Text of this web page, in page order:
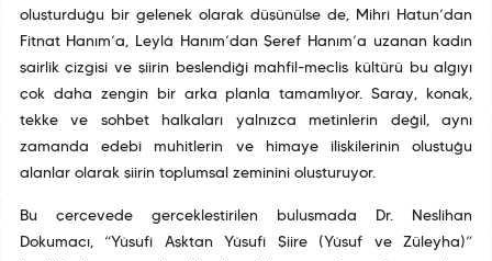
oluşturduğu bir gelenek olarak düşünülse de, Mihrî Hatun’dan
Fitnat Hanım’a, Leylâ Hanım’dan Şeref Hanım’a uzanan kadın
şairlik çizgisi ve şiirin beslendiği mahfil-meclis kültürü bu algıyı
çok daha zengin bir arka planla tamamlıyor. Saray, konak,
tekke ve sohbet halkaları yalnızca metinlerin değil, aynı
zamanda edebî muhitlerin ve himaye ilişkilerinin oluştuğu
alanlar olarak şiirin toplumsal zeminini oluşturuyor.
Bu çerçevede gerçekleştirilen buluşmada Dr. Neslihan
Dokumacı, “Yûsufî Aşktan Yûsufî Şiire (Yûsuf ve Züleyha)”